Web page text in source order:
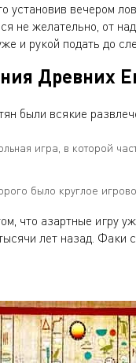
установив вечером
не желательно, от
и рукой подать до
Древних
были всякие
игра, в которой
было круглое
что азартные игру
лет назад. Факи